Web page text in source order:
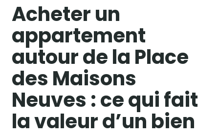
Acheter un
appartement
autour de la Place
des Maisons
Neuves : ce qui fait
la valeur d’un bien